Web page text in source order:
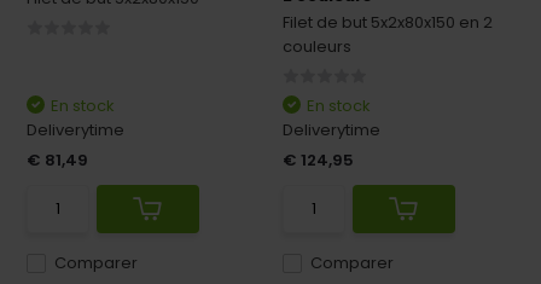
Comparer
En stock
Deliverytime
€ 81,49
Filet de but 5x2x80x150 en 2
couleurs
Comparer
En stock
Deliverytime
€ 124,95